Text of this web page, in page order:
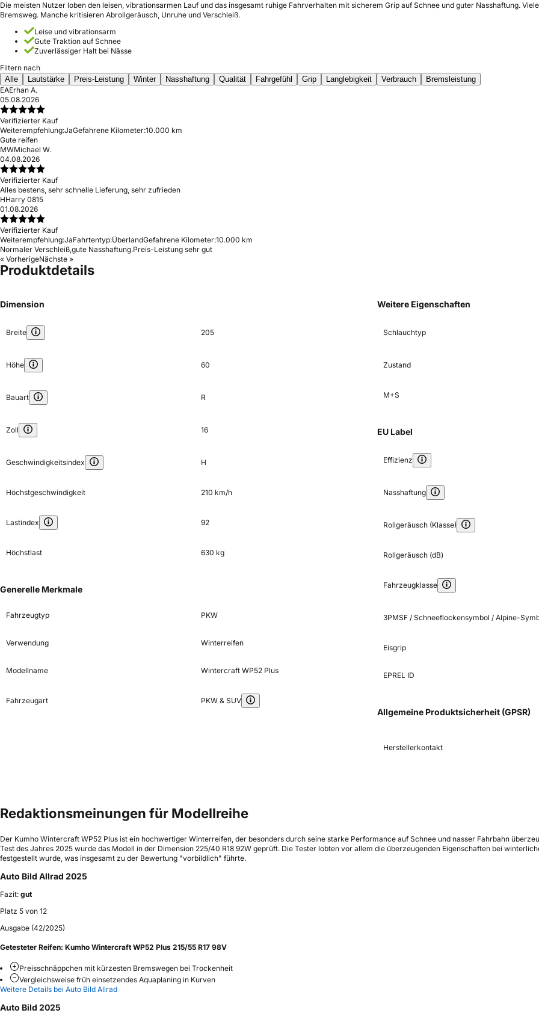
Die meisten Nutzer loben den leisen, vibrationsarmen Lauf und das insgesamt ruhige Fahrverhalten mit sicherem Grip auf Schnee und guter Nasshaftung.
Bremsweg. Manche kritisieren Abrollgeräusch, Unruhe und Verschleiß.
Leise und vibrationsarm
Gute Traktion auf Schnee
Zuverlässiger Halt bei Nässe
Filtern nach
Alle
Lautstärke Preis-Leistung Winter Nasshaftung Qualität Fahrgefühl Grip Langlebigkeit Verbrauch
Bremsleistung
EAErhan A.
05.08.2026
Verifizierter Kauf
Weiterempfehlung:JaGefahrene Kilometer:10.000 km
Gute reifen
MWMichael W.
04.08.2026
Verifizierter Kauf
Alles bestens, sehr schnelle Lieferung, sehr zufrieden
HHarry 0815
01.08.2026
Verifizierter Kauf
Weiterempfehlung:JaFahrtentyp:ÜberlandGefahrene Kilometer:10.000 km
Normaler Verschleiß,gute Nasshaftung.Preis-Leistung sehr gut
« VorherigeNächste »
Produktdetails
Dimension
Breite 205
Höhe 60
Bauart R
Zoll 16
Geschwindigkeitsindex H
Höchstgeschwindigkeit 210 km/h
Lastindex 92
Höchstlast 630 kg
Generelle Merkmale
Fahrzeugtyp PKW
Verwendung Winterreifen
Modellname Wintercraft WP52 Plus
Fahrzeugart PKW & SUV
Weitere Eigenschaften
Schlauchtyp
Zustand
M+S
EU Label
Effizienz
Nasshaftung
Rollgeräusch (Klasse)
Rollgeräusch (dB)
Fahrzeugklasse
3PMSF / Schneeflockensymbol / Alpine-
Eisgrip
EPREL ID
Allgemeine Produktsicherheit (GPSR)
Herstellerkontakt
Redaktionsmeinungen für Modellreihe
Der Kumho Wintercraft WP52 Plus ist ein hochwertiger Winterreifen, der besonders durch seine starke Performance auf Schnee und nasser Fahrbahn
Test des Jahres 2025 wurde das Modell in der Dimension 225/40 R18 92W geprüft. Die Tester lobten vor allem die überzeugenden Eigenschaften bei
festgestellt wurde, was insgesamt zu der Bewertung "vorbildlich" führte.
Auto Bild Allrad 2025
Fazit: gut
Platz 5 von 12
Ausgabe (42/2025)
Getesteter Reifen: Kumho Wintercraft WP52 Plus 215/55 R17 98V
Preisschnäppchen mit kürzesten Bremswegen bei Trockenheit
Vergleichsweise früh einsetzendes Aquaplaning in Kurven
Weitere Details bei Auto Bild Allrad
Auto Bild 2025